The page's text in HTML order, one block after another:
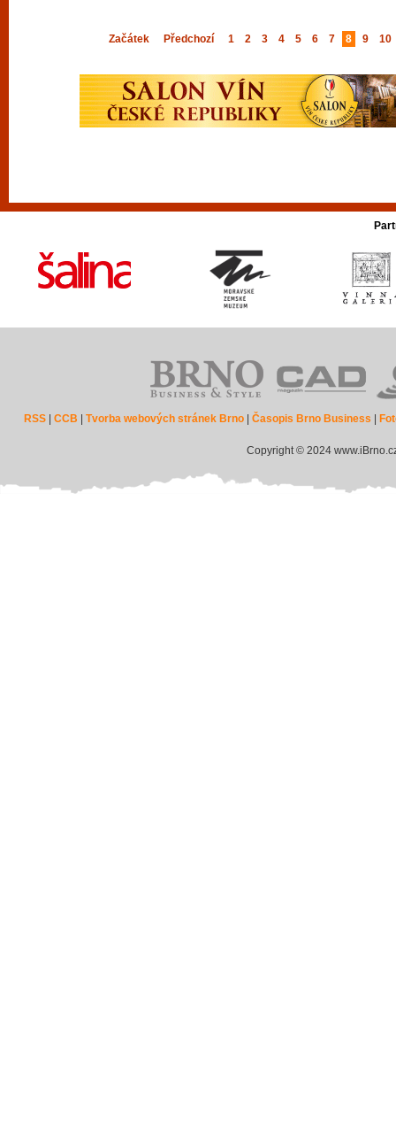
Začátek Předchozí 1 2 3 4 5 6 7 8 9 10
RSS |CCB |Tvorba webových stránek Brno |Časopis Brno Business
Copyright © 2024